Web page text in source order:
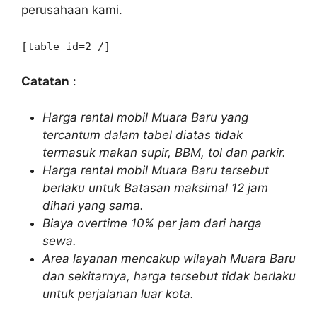
perusahaan kami.
[table id=2 /]
Catatan :
Harga rental mobil Muara Baru yang
tercantum dalam tabel diatas tidak
termasuk makan supir, BBM, tol dan parkir.
Harga rental mobil Muara Baru tersebut
berlaku untuk Batasan maksimal 12 jam
dihari yang sama.
Biaya overtime 10% per jam dari harga
sewa.
Area layanan mencakup wilayah Muara Baru
dan sekitarnya, harga tersebut tidak berlaku
untuk perjalanan luar kota.